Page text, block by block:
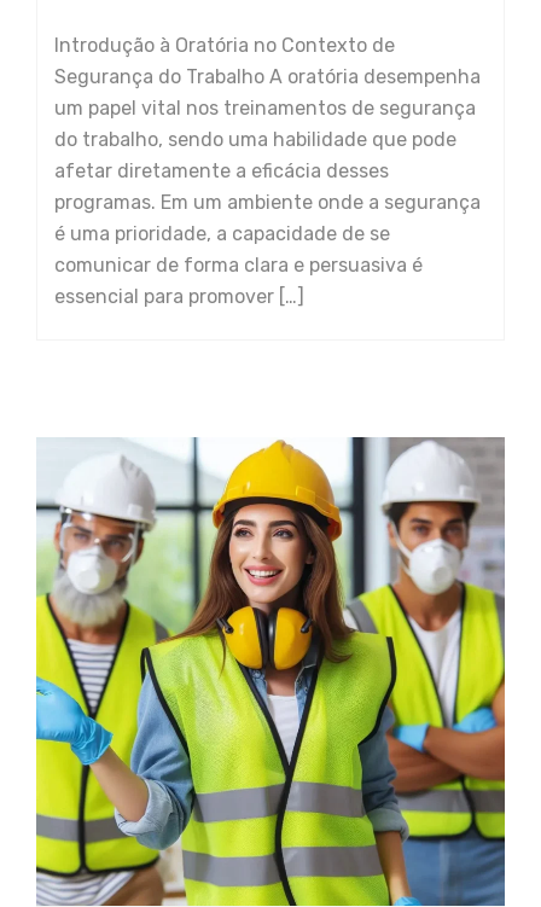
Introdução à Oratória no Contexto de
Segurança do Trabalho A oratória desempenha
um papel vital nos treinamentos de segurança
do trabalho, sendo uma habilidade que pode
afetar diretamente a eficácia desses
programas. Em um ambiente onde a segurança
é uma prioridade, a capacidade de se
comunicar de forma clara e persuasiva é
essencial para promover […]